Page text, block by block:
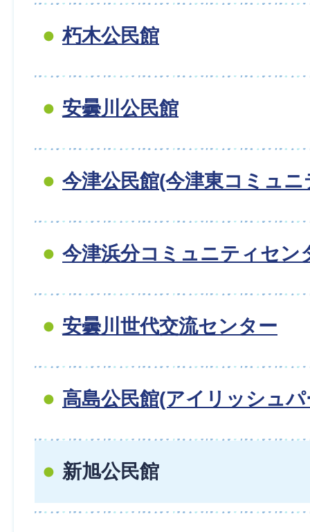
朽木公民館
安曇川公民館
今津公民館(今津東コミュ
今津浜分コミュニティセン
安曇川世代交流センター
高島公民館(アイリッシュ
新旭公民館